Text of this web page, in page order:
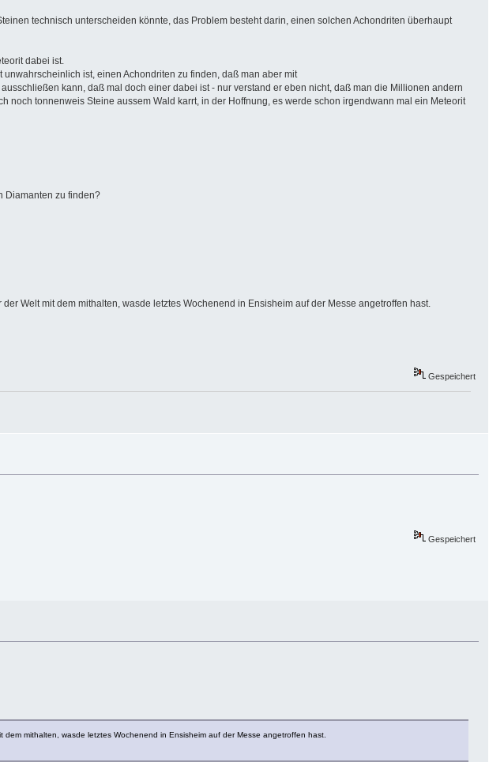
technisch unterscheiden könnte, das Problem besteht darin, einen solchen Achondriten überhaupt
dabei ist.
ist, einen Achondriten zu finden, daß man aber mit
kann, daß mal doch einer dabei ist - nur verstand er eben nicht, daß man die Millionen andern
noch tonnenweis Steine aussem Wald karrt, in der Hoffnung, es werde schon irgendwann mal ein Meteorit
Diamanten zu finden?
Welt mit dem mithalten, wasde letztes Wochenend in Ensisheim auf der Messe angetroffen hast.
Gespeichert
Gespeichert
mithalten, wasde letztes Wochenend in Ensisheim auf der Messe angetroffen hast.